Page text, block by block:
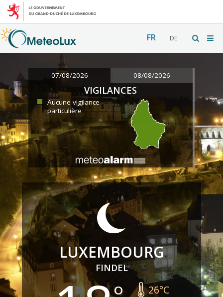
FR DE
07/08/2026 08/08/2026
VIGILANCES
Aucune vigilance
particulière
LUXEMBOURG
FINDEL
26°C